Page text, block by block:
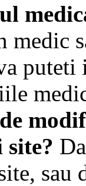
medic
puteti
sau